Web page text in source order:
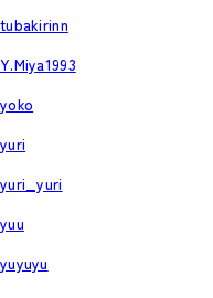
tubakirinn
Y.Miya1993
yoko
yuri
yuri_yuri
yuu
yuyuyu